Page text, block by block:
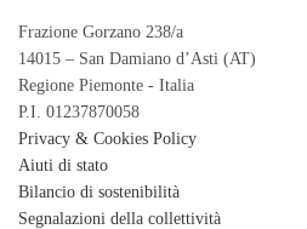
Frazione Gorzano 238/a
14015 – San Damiano d’Asti (AT)
Regione Piemonte - Italia
P.I. 01237870058
Privacy & Cookies Policy
Aiuti di stato
Bilancio di sostenibilità
Segnalazioni della collettività